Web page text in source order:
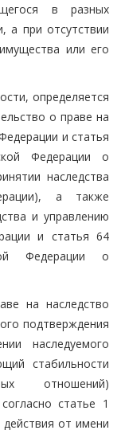
в разных
а при отсутствии
или его
определяется
о праве на
и статья
Федерации о
наследства
а также
и управлению
и статья 64
Федерации о
на наследство
подтверждения
наследуемого
стабильности
отношений)
статье 1
от имени